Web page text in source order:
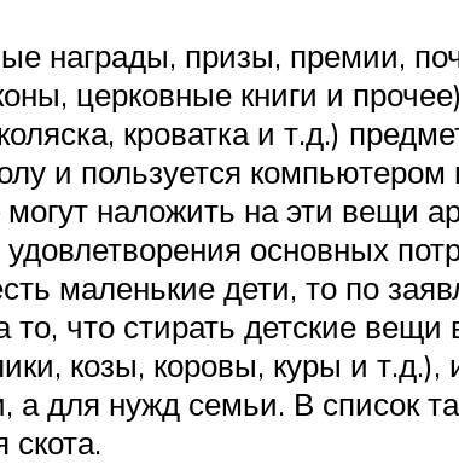
награды, призы, премии,
церковные книги и прочее)
кроватка и т.д.)
и пользуется
наложить на эти вещи
основных
маленькие дети, то по
что стирать детские вещи
козы, коровы, куры и
а для нужд семьи. В список